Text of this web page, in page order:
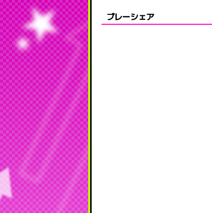
カメラ機能
プレーシェア